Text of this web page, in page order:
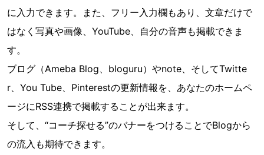
に入力できます。また、フリー入力欄もあり、文章だけで
はなく写真や画像、YouTube、自分の音声も掲載できま
す。
ブログ（Ameba Blog、bloguru）やnote、そしてTwitte
r、You Tube、Pinterestの更新情報を、あなたのホームペ
ージにRSS連携で掲載することが出来ます。
そして、“コーチ探せる”のバナーをつけることでBlogから
の流入も期待できます。